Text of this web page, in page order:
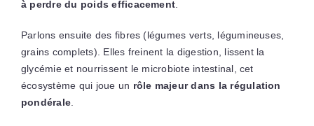
à perdre du poids efficacement
Parlons ensuite des fibres (légumes verts, légumineuses,
grains complets). Elles freinent la digestion, lissent la
glycémie et nourrissent le microbiote intestinal, cet
écosystème qui joue un rôle majeur dans la régulation
pondérale